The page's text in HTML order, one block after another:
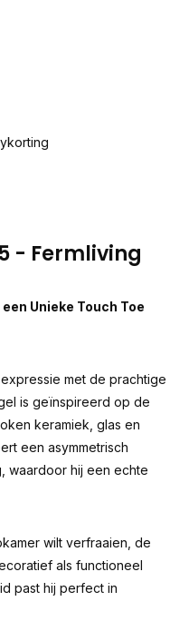
- Fermliving
Unieke Touch Toe
met de prachtige
is geïnspireerd op de
keramiek, glas en
een asymmetrisch
waardoor hij een echte
wilt verfraaien, de
als functioneel
past hij perfect in